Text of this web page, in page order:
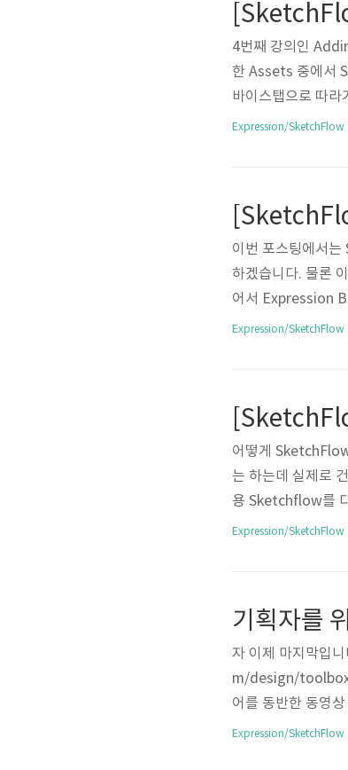
배경을 삽..
4번째 강의인
한 Assets 중에서
바이스탭으로 따라
라해도 되지만 역
Expression/SketchFlow
이번 포스팅에서
하겠습니다. 물론
어서 Expression
Start 스크린을 열
자유..
Expression/SketchFlow
어떻게
는 하는데 실제로
용 Sketchflow를
려보면서 앱의 개
번 윈폰용 ..
Expression/SketchFlow
기획자를
자 이제 마지막입
m/design/
어를 동반한 동영
하고 그에 대한 애
Expression/SketchFlow